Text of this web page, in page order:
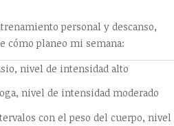
personal y descanso,
cómo planeo mi semana:
nivel de intensidad alto
nivel de intensidad moderado
con el peso del cuerpo,